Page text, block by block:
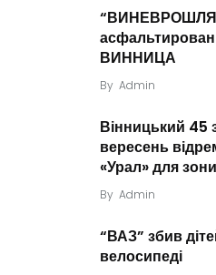
ВИННИЦА
By Admin
Вінницький 45
вересень
«Урал» для
By Admin
“ВАЗ” збив
велосипеді